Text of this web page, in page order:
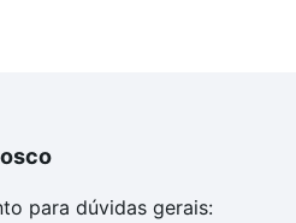
para dúvidas gerais: